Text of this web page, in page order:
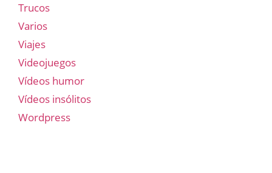
Trucos
Varios
Viajes
Videojuegos
Vídeos humor
Vídeos insólitos
Wordpress